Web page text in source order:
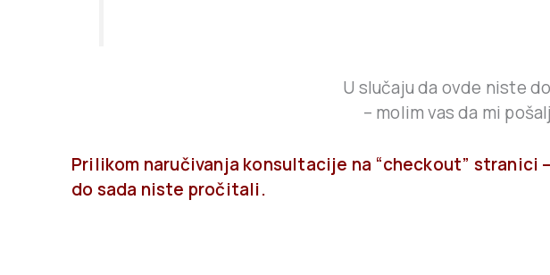
U slučaju da ovde niste
– molim vas da mi
Prilikom naručivanja konsultacije na “checkout”
do sada niste pročitali.